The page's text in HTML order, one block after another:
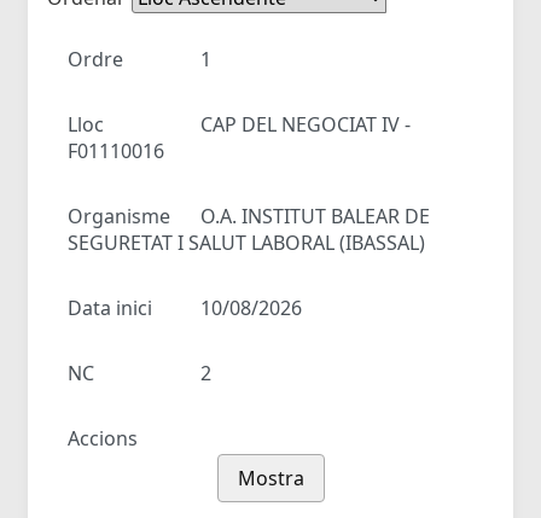
Ordre 1
Lloc
CAP DEL NEGOCIAT IV -
F01110016
Organisme
O.A. INSTITUT BALEAR DE
SEGURETAT I SALUT LABORAL (IBASSAL)
Data inici 10/08/2026
NC 2
Accions
Mostra